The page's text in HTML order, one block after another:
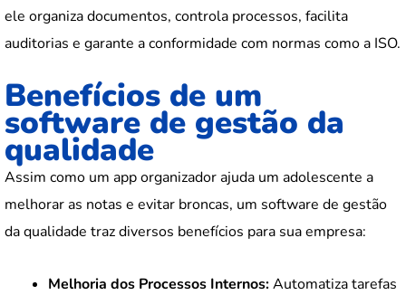
ele organiza documentos, controla processos, facilita
auditorias e garante a conformidade com normas como a ISO.
Benefícios de um
software de gestão da
qualidade
Assim como um app organizador ajuda um adolescente a
melhorar as notas e evitar broncas, um software de gestão
da qualidade traz diversos benefícios para sua empresa:
Melhoria dos Processos Internos:Automatiza tarefas